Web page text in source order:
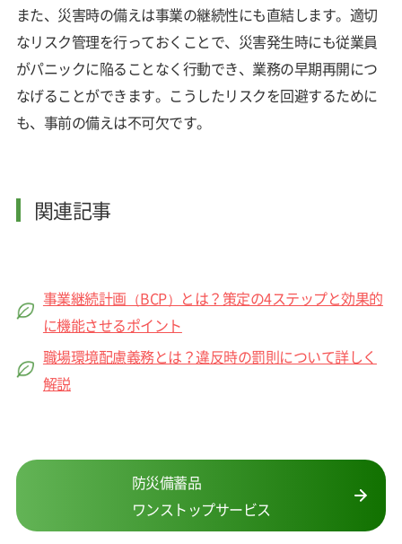
また、災害時の備えは事業の継続性にも直結します。適切
なリスク管理を行っておくことで、災害発生時にも従業員
がパニックに陥ることなく行動でき、業務の早期再開につ
なげることができます。こうしたリスクを回避するために
も、事前の備えは不可欠です。
関連記事
事業継続計画（BCP）とは？策定の4ステップと効果的
に機能させるポイント
職場環境配慮義務とは？違反時の罰則について詳しく
解説
防災備蓄品
ワンストップサービス